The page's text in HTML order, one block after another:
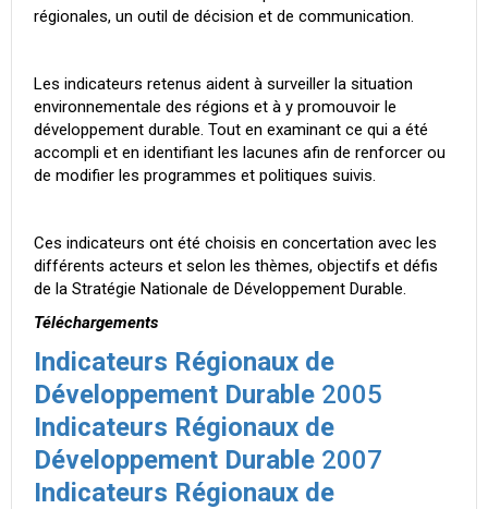
régionales, un outil de décision et de communication.
Les indicateurs retenus aident à surveiller la situation
environnementale des régions et à y promouvoir le
développement durable. Tout en examinant ce qui a été
accompli et en identifiant les lacunes afin de renforcer ou
de modifier les programmes et politiques suivis.
Ces indicateurs ont été choisis en concertation avec les
différents acteurs et selon les thèmes, objectifs et défis
de la Stratégie Nationale de Développement Durable.
Téléchargements
Indicateurs Régionaux de
Développement Durable 2005
Indicateurs Régionaux de
Développement Durable 2007
Indicateurs Régionaux de